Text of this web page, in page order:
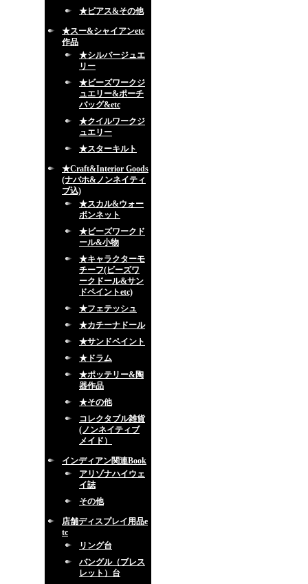
★ピアス&その他
★スー&シャイアンetc
作品
★シルバージュエ
リー
★ビーズワークジ
ュエリー&ポーチ
バッグ&etc
★クイルワークジ
ュエリー
★スターキルト
★Craft&Interior Goods
(ナバホ&ノンネイティ
ブ込)
★スカル&ウォー
ボンネット
★ビーズワークド
ール&小物
★キャラクターモ
チーフ(ビーズワ
ークドール&サン
ドペイントetc)
★フェテッシュ
★カチーナドール
★サンドペイント
★ドラム
★ポッテリー&陶
器作品
★その他
コレクタブル雑貨
(ノンネイティブ
メイド）
インディアン関連Book
アリゾナハイウェ
イ誌
その他
店舗ディスプレイ用品e
tc
リング台
バングル（ブレス
レット）台